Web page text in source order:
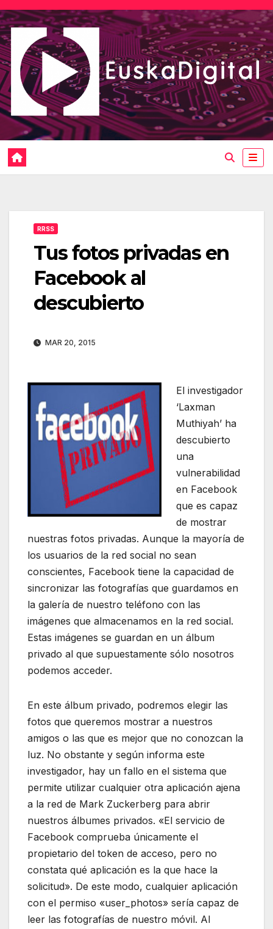
Saltar
al
contenido
RRSS
Tus fotos privadas en
Facebook al
descubierto
MAR 20, 2015
El investigador
‘Laxman
Muthiyah’ ha
descubierto
una
vulnerabilidad
en Facebook
que es capaz
de mostrar
nuestras fotos privadas. Aunque la mayoría de
los usuarios de la red social no sean
conscientes, Facebook tiene la capacidad de
sincronizar las fotografías que guardamos en
la galería de nuestro teléfono con las
imágenes que almacenamos en la red social.
Estas imágenes se guardan en un álbum
privado al que supuestamente sólo nosotros
podemos acceder.
En este álbum privado, podremos elegir las
fotos que queremos mostrar a nuestros
amigos o las que es mejor que no conozcan la
luz. No obstante y según informa este
investigador, hay un fallo en el sistema que
permite utilizar cualquier otra aplicación ajena
a la red de Mark Zuckerberg para abrir
nuestros álbumes privados. «El servicio de
Facebook comprueba únicamente el
propietario del token de acceso, pero no
constata qué aplicación es la que hace la
solicitud». De este modo, cualquier aplicación
con el permiso «user_photos» sería capaz de
leer las fotografías de nuestro móvil. Al